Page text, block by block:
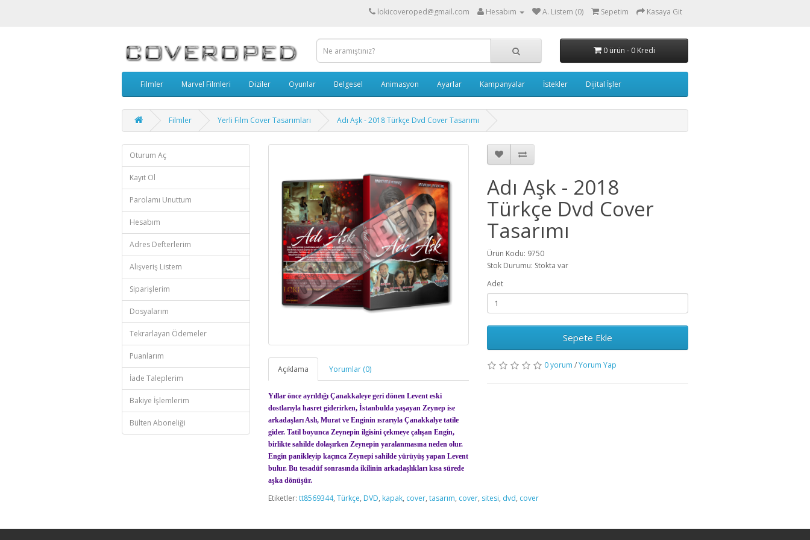
lokicoveroped@gmail.com Hesabım A. Listem (0) Sepetim Kasaya Git
0 ürün - 0 Kredi
Filmler Marvel Filmleri Diziler Oyunlar Belgesel Animasyon Ayarlar Kampanyalar İstekler Dijital İşler
Filmler Yerli Film Cover Tasarımları Adı Aşk - 2018 Türkçe Dvd Cover Tasarımı
Oturum Aç
Kayıt Ol
Parolamı Unuttum
Hesabım
Adres Defterlerim
Alışveriş Listem
Siparişlerim
Dosyalarım
Tekrarlayan Ödemeler
Puanlarım
İade Taleplerim
Bakiye İşlemlerim
Bülten Aboneliği
Açıklama Yorumlar (0)
Yıllar önce ayrıldığı Çanakkaleye geri dönen Levent eski
dostlarıyla hasret giderirken, İstanbulda yaşayan Zeynep ise
arkadaşları Aslı, Murat ve Enginin ısrarıyla Çanakkalye tatile
gider. Tatil boyunca Zeynepin ilgisini çekmeye çalışan Engin,
birlikte sahilde dolaşırken Zeynepin yaralanmasına neden olur.
Engin panikleyip kaçınca Zeynepi sahilde yürüyüş yapan Levent
bulur. Bu tesadüf sonrasında ikilinin arkadaşlıkları kısa sürede
aşka dönüşür.
Adı Aşk - 2018
Türkçe Dvd Cover
Tasarımı
Ürün Kodu: 9750
Stok Durumu: Stokta var
Adet
Sepete Ekle
0 yorum /Yorum Yap
Etiketler: tt8569344, Türkçe, DVD, kapak, cover, tasarım, cover, sitesi, dvd, cover